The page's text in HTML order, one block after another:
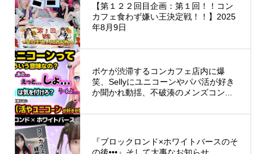
【第１２２回目企画：第１回！！コン
カフェ食わず嫌い王決定戦！！】2025
年8月9日
ボケが渋滞するコンカフェ店内に爆
笑、Sellyにユニコーンやパパ活が好き
か聞かれ動揺、不破湊のメンズコン...
『ブロックロンド×ホワイトバースのそ